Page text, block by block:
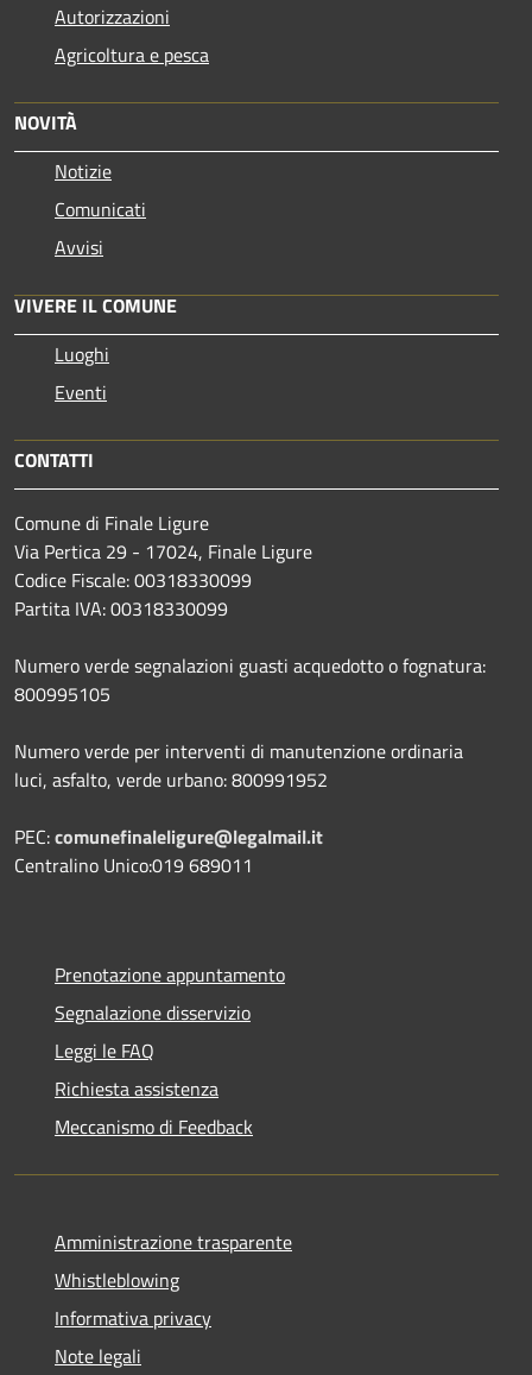
Autorizzazioni
Agricoltura e pesca
NOVITÀ
Notizie
Comunicati
Avvisi
VIVERE IL COMUNE
Luoghi
Eventi
CONTATTI
Comune di Finale Ligure
Via Pertica 29 - 17024, Finale Ligure
Codice Fiscale: 00318330099
Partita IVA: 00318330099
Numero verde segnalazioni guasti acquedotto o fognatura:
800995105
Numero verde per interventi di manutenzione ordinaria
luci, asfalto, verde urbano: 800991952
PEC:comunefinaleligure@legalmail.it
Centralino Unico:019 689011
Prenotazione appuntamento
Segnalazione disservizio
Leggi le FAQ
Richiesta assistenza
Meccanismo di Feedback
Amministrazione trasparente
Whistleblowing
Informativa privacy
Note legali